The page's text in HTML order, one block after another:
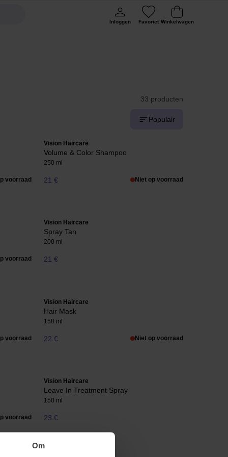
Om
Inloggen Favoriet Winkelwagen
33 producten
Populair
voorraad
Vision Haircare
Volume & Color Shampoo
250 ml
21 € Niet op voorraad
voorraad
Vision Haircare
Spray Tan
200 ml
21 €
voorraad
Vision Haircare
Hair Mask
150 ml
22 € Niet op voorraad
voorraad
Vision Haircare
Leave In Treatment Spray
150 ml
23 €